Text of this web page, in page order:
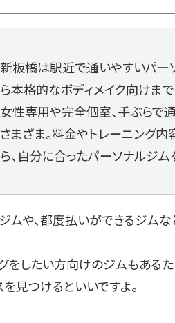
新板橋は駅近で通いやすいパー
ら本格的なボディメイク向けま
女性専用や完全個室、手ぶらで
さまざま。料金やトレーニング
ら、自分に合ったパーソナルジム
ムや、都度払いができるジム
をしたい方向けのジムもある
見つけるといいですよ。